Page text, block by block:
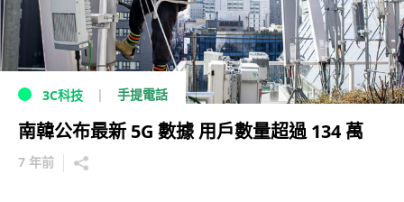
3C科技 手提電話
南韓公布最新 5G 數據 用戶數量超過 134 萬
7 年前